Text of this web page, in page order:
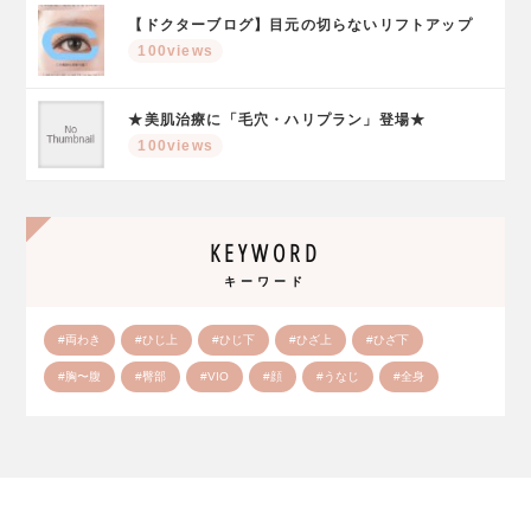
【ドクターブログ】目元の切らないリフトアップ
100views
★美肌治療に「毛穴・ハリプラン」登場★
100views
KEYWORD
キーワード
#両わき #ひじ上 #ひじ下 #ひざ上 #ひざ下
#胸〜腹 #臀部 #VIO #顔 #うなじ #全身